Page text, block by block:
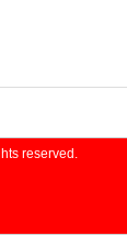
reserved.